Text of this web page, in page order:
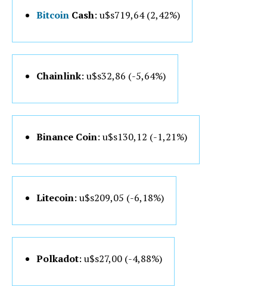
Bitcoin Cash: u$s719,64 (2,42%)
Chainlink: u$s32,86 (-5,64%)
Binance Coin: u$s130,12 (-1,21%)
Litecoin: u$s209,05 (-6,18%)
Polkadot: u$s27,00 (-4,88%)